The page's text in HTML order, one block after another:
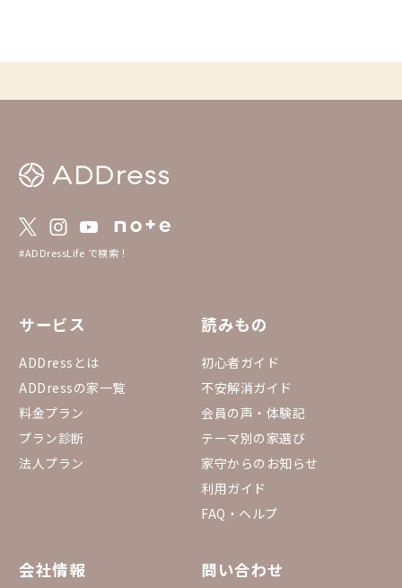
#ADDressLife で検索！
サービス
ADDressとは
ADDressの家一覧
料金プラン
プラン診断
法人プラン
読みもの
初心者ガイド
不安解消ガイド
会員の声・体験記
テーマ別の家選び
家守からのお知らせ
利用ガイド
FAQ・ヘルプ
会社情報 問い合わせ